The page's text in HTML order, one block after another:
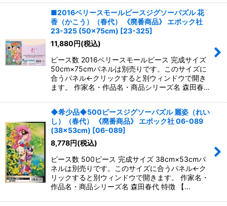
■2016ベリースモールピースジグソーパズル 花
香（かこう）（春代） 《廃番商品》 エポック社
23-325 (50×75cm) [23-325]
11,880円(税込)
ピース数 2016ベリースモールピース 完成サイズ
50cm×75cmパネルは別売りです。このサイズに
合うパネル←クリックすると別ウィンドウで開き
ます。 作家名・作品名・商品シリーズ名 森田春…
◆希少品◆500ピースジグソーパズル 麗姿（れい
し）（春代） 《廃番商品》 エポック社 06-089
(38×53cm) [06-089]
8,778円(税込)
ピース数 500ピース 完成サイズ 38cm×53cmパ
ネルは別売りです。このサイズに合うパネル←ク
リックすると別ウィンドウで開きます。 作家名・
作品名・商品シリーズ名 森田春代 特徴 【…